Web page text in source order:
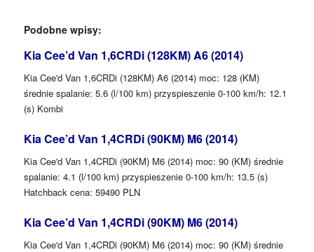
Podobne wpisy:
Kia Cee’d Van 1,6CRDi (128KM) A6 (2014)
Kia Cee'd Van 1,6CRDi (128KM) A6 (2014) moc: 128 (KM)
średnie spalanie: 5.6 (l/100 km) przyspieszenie 0-100 km/h: 12.1
(s) Kombi
Kia Cee’d Van 1,4CRDi (90KM) M6 (2014)
Kia Cee'd Van 1,4CRDi (90KM) M6 (2014) moc: 90 (KM) średnie
spalanie: 4.1 (l/100 km) przyspieszenie 0-100 km/h: 13.5 (s)
Hatchback cena: 59490 PLN
Kia Cee’d Van 1,4CRDi (90KM) M6 (2014)
Kia Cee'd Van 1,4CRDi (90KM) M6 (2014) moc: 90 (KM) średnie